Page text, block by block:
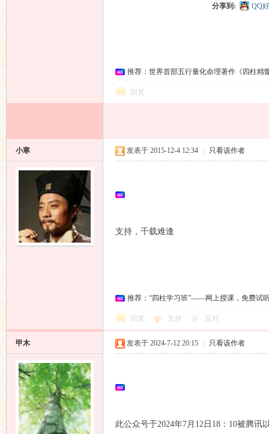
分享到: QQ
推荐：世界首部五行量化命理著作《四柱精
回复
小寒 发表于 2015-12-4 12:34 只看该作者
支持，千载难逢
推荐：“四柱学习班”——网上授课，免费试
回复 支持 反对
甲木 发表于 2024-7-12 20:15 只看该作者
此公众号于2024年7月12日18：10被腾讯